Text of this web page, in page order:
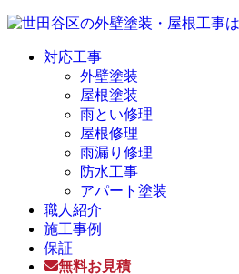
対応工事
外壁塗装
屋根塗装
雨とい修理
屋根修理
雨漏り修理
防水工事
アパート塗装
職人紹介
施工事例
保証
無料お見積